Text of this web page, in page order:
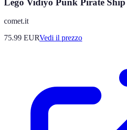
comet.it
75.99 EURVedi il prezzo